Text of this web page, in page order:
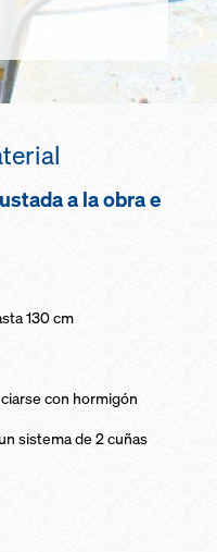
a la obra e
130 cm
con hormigón
sistema de 2 cuñas